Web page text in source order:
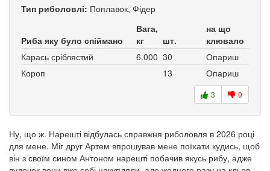
Тип риболовлі: Поплавок, Фідер
Риба яку було спіймано
Вага,
кг
шт.
на що
клювало
Карась сріблястий
6.000 30
Опариш
Короп
13 Опариш
3 0
Ну, що ж. Нарешті відбулась справжня риболовля в 2026 році
для мене. Міг друг Артем впрошував мене поїхати кудись, щоб
він з своїм сином Антоном нарешті побачив якусь рибу, адже